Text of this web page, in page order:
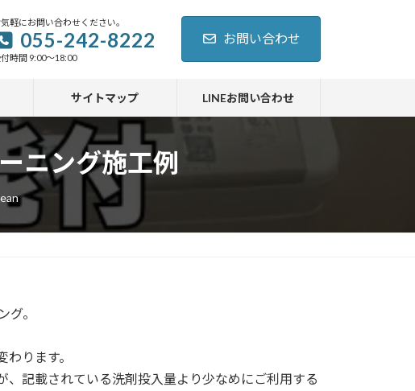
軽にお問い合わせください。
055-242-8222
時間 9:00～18:00
お問い合わせ
サイトマップ LINEお問い合わせ
ニング施工例
。
ります。
記載されている洗剤投入量より少なめにご利用する